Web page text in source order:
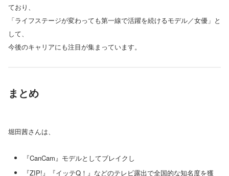
ており、
「ライフステージが変わっても第一線で活躍を続けるモデル／女優」と
して、
今後のキャリアにも注目が集まっています。
まとめ
堀田茜さんは、
『CanCam』モデルとしてブレイクし
『ZIP!』『イッテQ！』などのテレビ露出で全国的な知名度を獲